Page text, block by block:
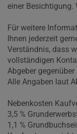
einer Besichtigung.
Für weitere
Ihnen jederzeit
Verständnis, dass
vollständigen
Abgeber
Alle Angaben laut
Nebenkosten
3,5 %
1,1 %